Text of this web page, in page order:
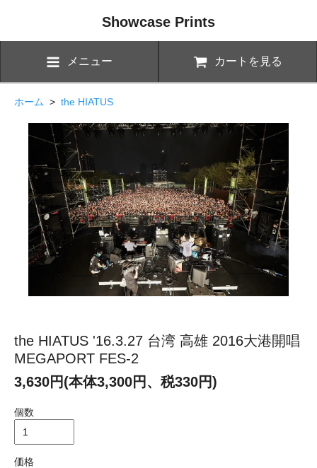
Showcase Prints
メニュー カートを見る
ホーム > the HIATUS
the HIATUS '16.3.27 台湾 高雄 2016大港開唱
MEGAPORT FES-2
3,630円(本体3,300円、税330円)
個数
価格